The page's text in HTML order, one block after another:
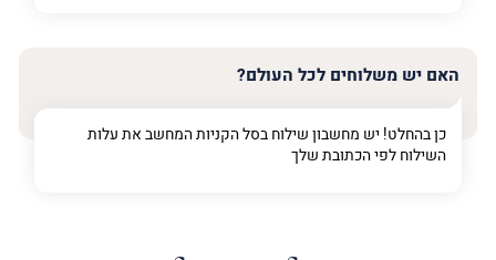
האם יש משלוחים לכל העולם?
כן בהחלט! יש מחשבון שילוח בסל הקניות המחשב את עלות
השילוח לפי הכתובת שלך